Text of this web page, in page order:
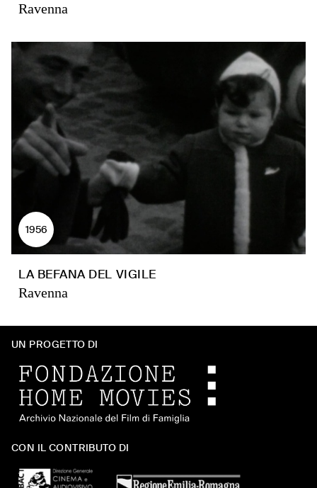
Ravenna
1956
LA BEFANA DEL VIGILE
Ravenna
UN PROGETTO DI
CON IL CONTRIBUTO DI